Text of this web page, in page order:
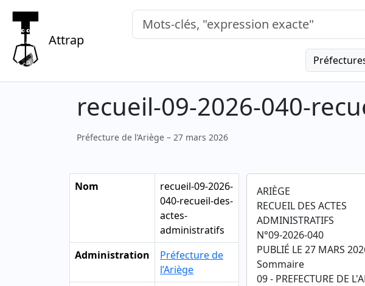
Attrap
Mots-clés, "expression exacte"
recueil-09-2026-040-
Préfecture de l’Ariège – 27 mars 2026
Nom
recueil-09-2026-
040-recueil-des-
actes-
administratifs
Administration
Préfecture de
l’Ariège
ARIÈGE
RECUEIL DES ACTES
ADMINISTRATIFS
N°09-2026-040
PUBLIÉ LE 27 MARS
Sommaire
09 - PREFECTURE DE